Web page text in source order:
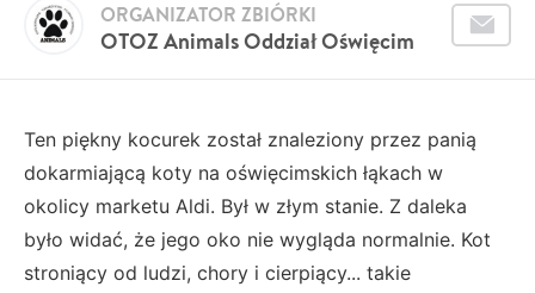
OTOZ Animals Oddział Oświęcim
ORGANIZATOR ZBIÓRKI
Ten piękny kocurek został znaleziony przez panią
dokarmiającą koty na oświęcimskich łąkach w
okolicy marketu Aldi. Był w złym stanie. Z daleka
było widać, że jego oko nie wygląda normalnie. Kot
stroniący od ludzi, chory i cierpiący... takie